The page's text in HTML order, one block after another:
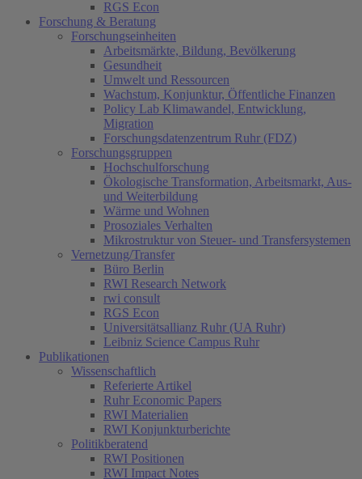
RGS Econ
Forschung & Beratung
Forschungseinheiten
Arbeitsmärkte, Bildung, Bevölkerung
Gesundheit
Umwelt und Ressourcen
Wachstum, Konjunktur, Öffentliche Finanzen
Policy Lab Klimawandel, Entwicklung,
Migration
Forschungsdatenzentrum Ruhr (FDZ)
Forschungsgruppen
Hochschulforschung
Ökologische Transformation, Arbeitsmarkt, Aus-
und Weiterbildung
Wärme und Wohnen
Prosoziales Verhalten
Mikrostruktur von Steuer- und Transfersystemen
Vernetzung/Transfer
Büro Berlin
RWI Research Network
rwi consult
RGS Econ
Universitätsallianz Ruhr (UA Ruhr)
Leibniz Science Campus Ruhr
Publikationen
Wissenschaftlich
Referierte Artikel
Ruhr Economic Papers
RWI Materialien
RWI Konjunkturberichte
Politikberatend
RWI Positionen
RWI Impact Notes